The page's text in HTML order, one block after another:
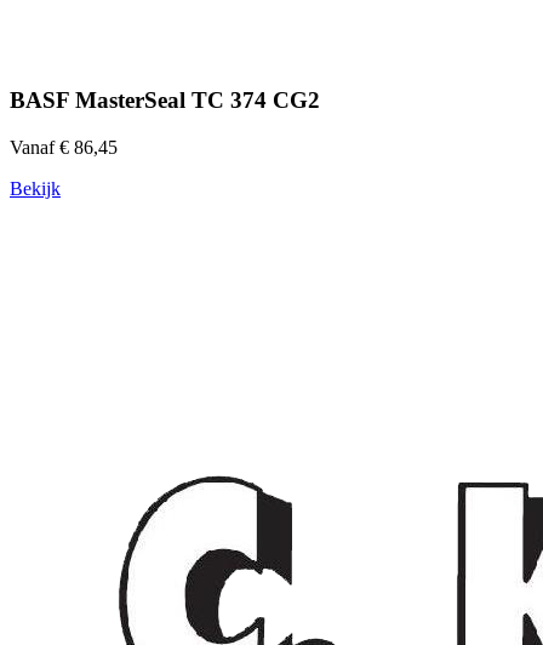
BASF MasterSeal TC 374 CG2
Vanaf € 86,45
Bekijk